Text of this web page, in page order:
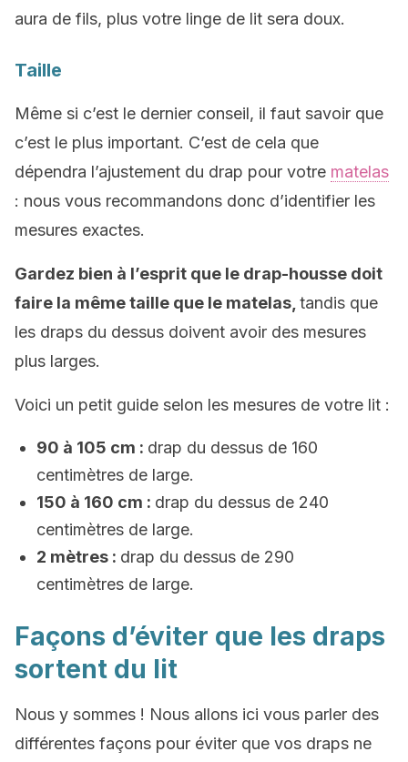
aura de fils, plus votre linge de lit sera doux.
Taille
Même si c’est le dernier conseil, il faut savoir que
c’est le plus important. C’est de cela que
dépendra l’ajustement du drap pour votre matelas
: nous vous recommandons donc d’identifier les
mesures exactes.
Gardez bien à l’esprit que le drap-housse doit
faire la même taille que le matelas, tandis que
les draps du dessus doivent avoir des mesures
plus larges.
Voici un petit guide selon les mesures de votre lit :
90 à 105 cm : drap du dessus de 160
centimètres de large.
150 à 160 cm : drap du dessus de 240
centimètres de large.
2 mètres : drap du dessus de 290
centimètres de large.
Façons d’éviter que les draps
sortent du lit
Nous y sommes ! Nous allons ici vous parler des
différentes façons pour éviter que vos draps ne